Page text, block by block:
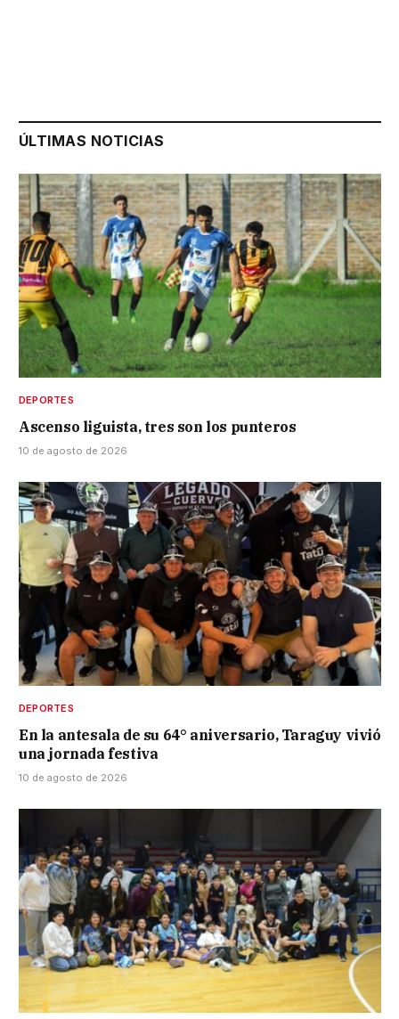
ÚLTIMAS NOTICIAS
DEPORTES
Ascenso liguista, tres son los punteros
10 de agosto de 2026
DEPORTES
En la antesala de su 64° aniversario, Taraguy vivió
una jornada festiva
10 de agosto de 2026